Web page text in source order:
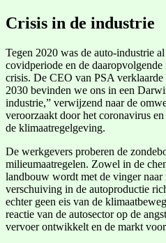
Crisis in de industrie
Tegen 2020 was de auto-industrie
covidperiode en de
crisis. De CEO van PSA verklaarde
2030 bevinden we ons in een
industrie,” verwijzend naar de
veroorzaakt door het coronavirus
de klimaatregelgeving.
De werkgevers proberen de
milieumaatregelen. Zowel in de
landbouw wordt met de vinger
verschuiving in de autoproductie
echter geen eis van de
reactie van de autosector op de
vervoer ontwikkelt en de markt